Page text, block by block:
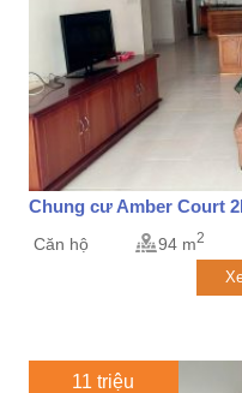
Chung cư Amber Court
Căn hộ 94 m2
11 triệu